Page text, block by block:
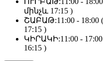
մինչև 17:15 )
ՇԱԲԱԹ:11:00 -
17:15 )
ԿԻՐԱԿԻ:11:00 -
16:15 )